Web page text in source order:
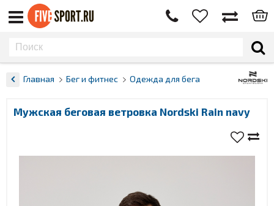
Главная Бег и фитнес Одежда для бега
Мужская беговая ветровка Nordski Rain navy